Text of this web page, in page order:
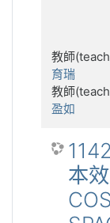
教師
育瑞
教師
盈如
本